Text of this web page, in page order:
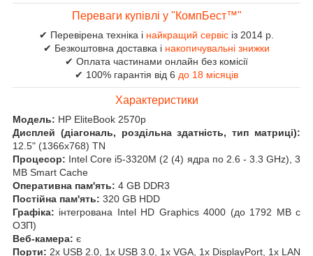
Переваги купівлі у "КомпБест™"
✔ Перевірена техніка і найкращий сервіс із 2014 р.
✔ Безкоштовна доставка і накопичувальні знижки
✔ Оплата частинами онлайн без комісії
✔ 100% гарантія від 6 до 18 місяців
Характеристики
Модель: HP EliteBook 2570p
Дисплей (діагональ, роздільна здатність, тип матриці):
12.5" (1366x768) TN
Процесор: Intel Core i5-3320M (2 (4) ядра по 2.6 - 3.3 GHz), 3
MB Smart Cache
Оперативна пам'ять: 4 GB DDR3
Постійна пам'ять: 320 GB HDD
Графіка: інтегрована Intel HD Graphics 4000 (до 1792 MB с
ОЗП)
Веб-камера: є
Порти: 2x USB 2.0, 1x USB 3.0, 1x VGA, 1x DisplayPort, 1x LAN